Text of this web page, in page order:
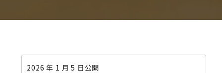
2026 年 1 月 5 日公開